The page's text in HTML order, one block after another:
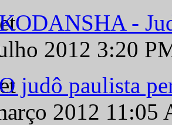
KODANSHA -
2012 3:20
O judô paulista
2012